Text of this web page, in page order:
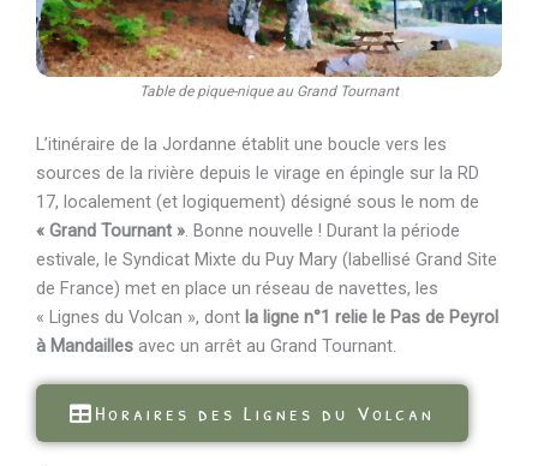
Table de pique-nique au Grand Tournant
L’itinéraire de la Jordanne établit une boucle vers les
sources de la rivière depuis le virage en épingle sur la RD
17, localement (et logiquement) désigné sous le nom de
« Grand Tournant » . Bonne nouvelle ! Durant la période
estivale, le Syndicat Mixte du Puy Mary (labellisé Grand Site
de France) met en place un réseau de navettes, les
« Lignes du Volcan », dont la ligne n°1 relie le Pas de Peyrol
à Mandailles avec un arrêt au Grand Tournant.
Horaires des Lignes du Volcan